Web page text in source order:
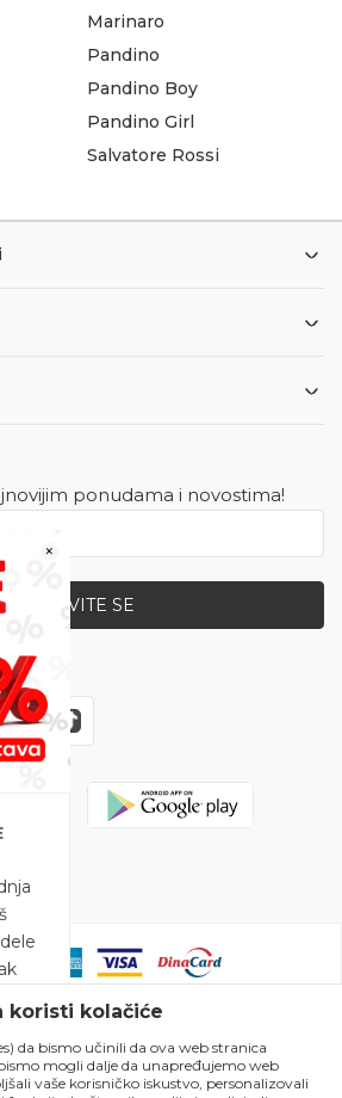
×
Marinaro
Pandino
Pandino Boy
Pandino Girl
Salvatore Rossi
ponudama i novostima!
PRIJAVITE SE
precizniji u opisu proizvoda, prikazu slika i
garantovati da su sve informacije kompletne
koristi kolačiće
da bismo učinili da ova web stranica
mogli dalje da unapređujemo web
vaše korisničko iskustvo, personalizovali